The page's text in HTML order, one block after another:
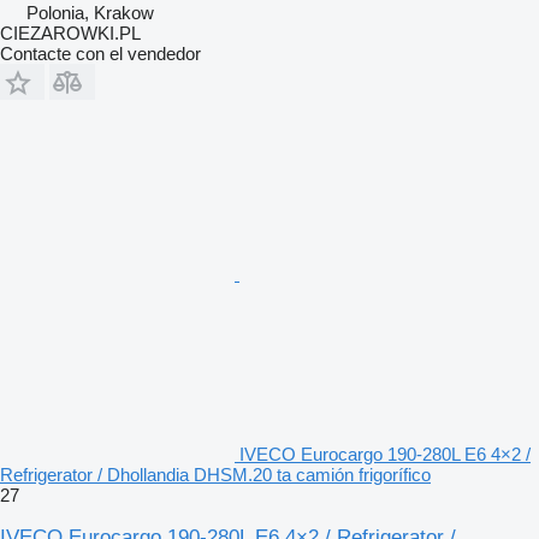
Polonia, Krakow
CIEZAROWKI.PL
Contacte con el vendedor
IVECO Eurocargo 190-280L E6 4×2 /
Refrigerator / Dhollandia DHSM.20 ta camión frigorífico
27